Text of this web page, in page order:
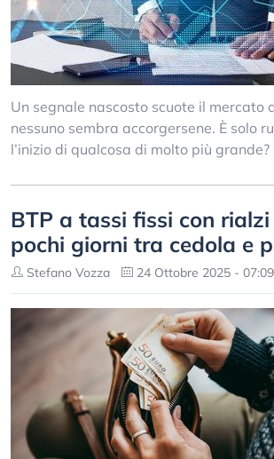
Un segnale nascosto scuote il mercato
nessuno sembra accorgersene. È solo
l’inizio di qualcosa di molto più grande?
BTP a tassi fissi con
pochi giorni tra cedola e
Stefano Vozza 24 Ottobre 2025 - 07:09